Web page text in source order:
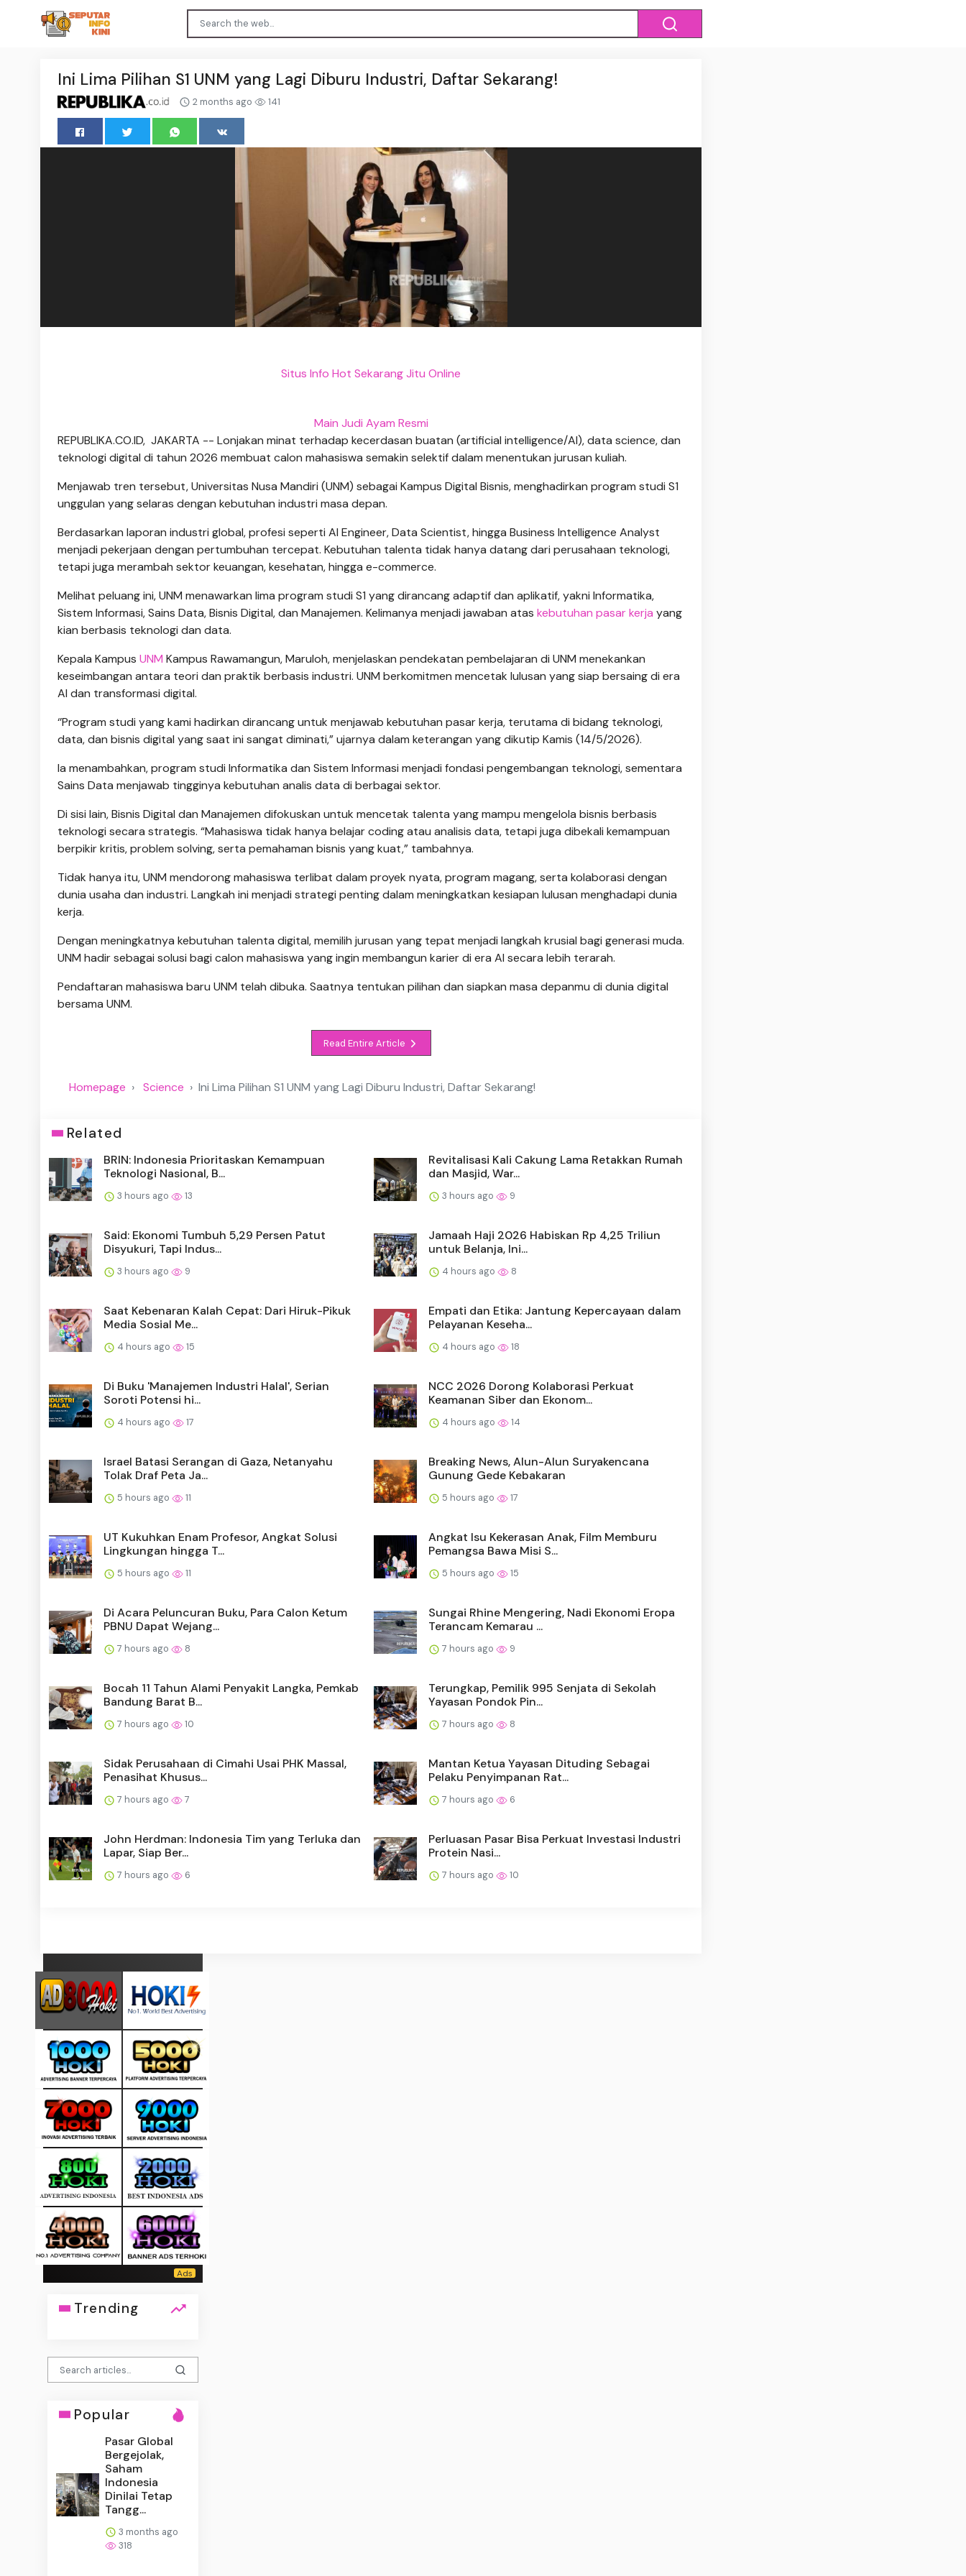
Ini Lima Pilihan S1 UNM yang Lagi Diburu Industri, Daftar Sekarang!
2 months ago 141
Situs Info Hot Sekarang Jitu Online
Main Judi Ayam Resmi
REPUBLIKA.CO.ID, JAKARTA -- Lonjakan minat terhadap kecerdasan buatan (artificial intelligence/AI), data science, dan
teknologi digital di tahun 2026 membuat calon mahasiswa semakin selektif dalam menentukan jurusan kuliah.
Menjawab tren tersebut, Universitas Nusa Mandiri (UNM) sebagai Kampus Digital Bisnis, menghadirkan program studi S1
unggulan yang selaras dengan kebutuhan industri masa depan.
Berdasarkan laporan industri global, profesi seperti AI Engineer, Data Scientist, hingga Business Intelligence Analyst
menjadi pekerjaan dengan pertumbuhan tercepat. Kebutuhan talenta tidak hanya datang dari perusahaan teknologi,
tetapi juga merambah sektor keuangan, kesehatan, hingga e-commerce.
Melihat peluang ini, UNM menawarkan lima program studi S1 yang dirancang adaptif dan aplikatif, yakni Informatika,
Sistem Informasi, Sains Data, Bisnis Digital, dan Manajemen. Kelimanya menjadi jawaban atas kebutuhan pasar kerja yang
kian berbasis teknologi dan data.
Kepala Kampus UNM Kampus Rawamangun, Maruloh, menjelaskan pendekatan pembelajaran di UNM menekankan
keseimbangan antara teori dan praktik berbasis industri. UNM berkomitmen mencetak lulusan yang siap bersaing di era
AI dan transformasi digital.
‘’Program studi yang kami hadirkan dirancang untuk menjawab kebutuhan pasar kerja, terutama di bidang teknologi,
data, dan bisnis digital yang saat ini sangat diminati,” ujarnya dalam keterangan yang dikutip Kamis (14/5/2026).
Ia menambahkan, program studi Informatika dan Sistem Informasi menjadi fondasi pengembangan teknologi, sementara
Sains Data menjawab tingginya kebutuhan analis data di berbagai sektor.
Di sisi lain, Bisnis Digital dan Manajemen difokuskan untuk mencetak talenta yang mampu mengelola bisnis berbasis
teknologi secara strategis. “Mahasiswa tidak hanya belajar coding atau analisis data, tetapi juga dibekali kemampuan
berpikir kritis, problem solving, serta pemahaman bisnis yang kuat,” tambahnya.
Tidak hanya itu, UNM mendorong mahasiswa terlibat dalam proyek nyata, program magang, serta kolaborasi dengan
dunia usaha dan industri. Langkah ini menjadi strategi penting dalam meningkatkan kesiapan lulusan menghadapi dunia
kerja.
Dengan meningkatnya kebutuhan talenta digital, memilih jurusan yang tepat menjadi langkah krusial bagi generasi muda.
UNM hadir sebagai solusi bagi calon mahasiswa yang ingin membangun karier di era AI secara lebih terarah.
Pendaftaran mahasiswa baru UNM telah dibuka. Saatnya tentukan pilihan dan siapkan masa depanmu di dunia digital
bersama UNM.
Read Entire Article
Homepage Science Ini Lima Pilihan S1 UNM yang Lagi Diburu Industri, Daftar Sekarang!
Related
BRIN: Indonesia Prioritaskan Kemampuan
Teknologi Nasional, B...
3 hours ago 13
Revitalisasi Kali Cakung Lama Retakkan Rumah
dan Masjid, War...
3 hours ago 9
Said: Ekonomi Tumbuh 5,29 Persen Patut
Disyukuri, Tapi Indus...
3 hours ago 9
Jamaah Haji 2026 Habiskan Rp 4,25 Triliun
untuk Belanja, Ini...
4 hours ago 8
Saat Kebenaran Kalah Cepat: Dari Hiruk-Pikuk
Media Sosial Me...
4 hours ago 15
Empati dan Etika: Jantung Kepercayaan dalam
Pelayanan Keseha...
4 hours ago 18
Di Buku 'Manajemen Industri Halal', Serian
Soroti Potensi hi...
4 hours ago 17
NCC 2026 Dorong Kolaborasi Perkuat
Keamanan Siber dan Ekonom...
4 hours ago 14
Israel Batasi Serangan di Gaza, Netanyahu
Tolak Draf Peta Ja...
5 hours ago 11
Breaking News, Alun-Alun Suryakencana
Gunung Gede Kebakaran
5 hours ago 17
UT Kukuhkan Enam Profesor, Angkat Solusi
Lingkungan hingga T...
5 hours ago 11
Angkat Isu Kekerasan Anak, Film Memburu
Pemangsa Bawa Misi S...
5 hours ago 15
Di Acara Peluncuran Buku, Para Calon Ketum
PBNU Dapat Wejang...
7 hours ago 8
Sungai Rhine Mengering, Nadi Ekonomi Eropa
Terancam Kemarau ...
7 hours ago 9
Bocah 11 Tahun Alami Penyakit Langka, Pemkab
Bandung Barat B...
7 hours ago 10
Terungkap, Pemilik 995 Senjata di Sekolah
Yayasan Pondok Pin...
7 hours ago 8
Sidak Perusahaan di Cimahi Usai PHK Massal,
Penasihat Khusus...
7 hours ago 7
Mantan Ketua Yayasan Dituding Sebagai
Pelaku Penyimpanan Rat...
7 hours ago 6
John Herdman: Indonesia Tim yang Terluka dan
Lapar, Siap Ber...
7 hours ago 6
Perluasan Pasar Bisa Perkuat Investasi Industri
Protein Nasi...
7 hours ago 10
Trending
Popular
Pasar Global
Bergejolak,
Saham
Indonesia
Dinilai Tetap
Tangg...
3 months ago
318